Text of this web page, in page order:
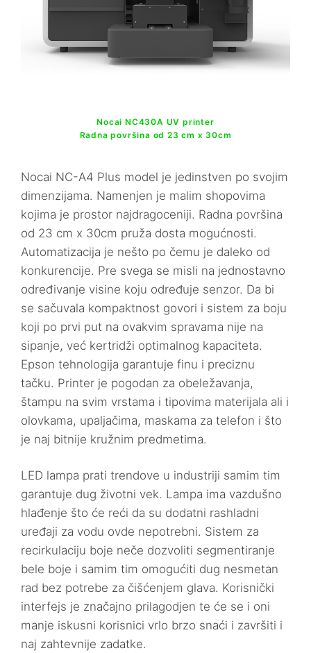
Nocai NC430A UV printer
Radna površina od 23 cm x 30cm
Nocai NC-A4 Plus model je jedinstven po svojim
dimenzijama. Namenjen je malim shopovima
kojima je prostor najdragoceniji. Radna površina
od 23 cm x 30cm pruža dosta mogućnosti.
Automatizacija je nešto po čemu je daleko od
konkurencije. Pre svega se misli na jednostavno
određivanje visine koju određuje senzor. Da bi
se sačuvala kompaktnost govori i sistem za boju
koji po prvi put na ovakvim spravama nije na
sipanje, već kertridži optimalnog kapaciteta.
Epson tehnologija garantuje finu i preciznu
tačku. Printer je pogodan za obeležavanja,
štampu na svim vrstama i tipovima materijala ali i
olovkama, upaljačima, maskama za telefon i što
je naj bitnije kružnim predmetima.
LED lampa prati trendove u industriji samim tim
garantuje dug životni vek. Lampa ima vazdušno
hlađenje što će reći da su dodatni rashladni
uređaji za vodu ovde nepotrebni. Sistem za
recirkulaciju boje neče dozvoliti segmentiranje
bele boje i samim tim omogućiti dug nesmetan
rad bez potrebe za čišćenjem glava. Korisnički
interfejs je značajno prilagodjen te će se i oni
manje iskusni korisnici vrlo brzo snaći i završiti i
naj zahtevnije zadatke.